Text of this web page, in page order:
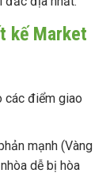
kế Market
các điểm giao
mạnh (Vàng
dễ bị hòa